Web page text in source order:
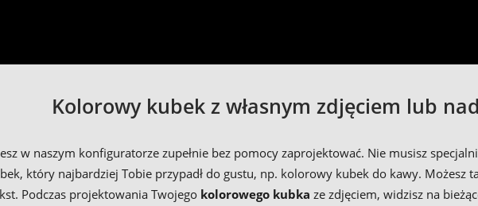
Kolorowy kubek z własnym zdjęciem lub
w naszym konfiguratorze zupełnie bez pomocy zaprojektować. Nie musisz
który najbardziej Tobie przypadł do gustu, np. kolorowy kubek do kawy. Możesz
Podczas projektowania Twojego kolorowego kubka ze zdjęciem, widzisz na